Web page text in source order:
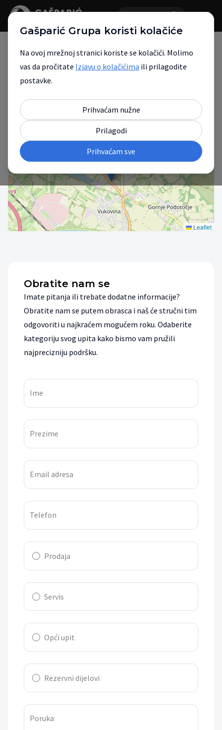
Gašparić Grupa
Vaš partner za mobilnost.
+
−
Leaflet
Obratite nam se
Imate pitanja ili trebate dodatne informacije?
Obratite nam se putem obrasca i naš će stručni tim
odgovoriti u najkraćem mogućem roku. Odaberite
kategoriju svog upita kako bismo vam pružili
najprecizniju podršku.
Ime
Prezime
Email adresa
Telefon
Prodaja
Servis
Opći upit
Rezervni dijelovi
Poruka
Gašparić Grupa koristi kolačiće
Na ovoj mrežnoj stranici koriste se kolačići. Molimo
vas da pročitate Izjavu o kolačićima ili prilagodite
postavke.
Prihvaćam nužne
Prilagodi
Prihvaćam sve